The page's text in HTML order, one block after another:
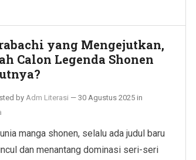
yang Mengejutkan,
Calon Legenda Shonen
by Adm Literasi — 30 Agustus 2025 in
manga shonen, selalu ada judul baru
dan menantang dominasi seri-seri